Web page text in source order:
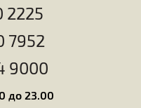
2225
7952
9000
до 23.00